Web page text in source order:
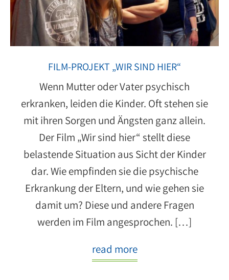
FILM-PROJEKT „WIR SIND HIER“
Wenn Mutter oder Vater psychisch
erkranken, leiden die Kinder. Oft stehen sie
mit ihren Sorgen und Ängsten ganz allein.
Der Film „Wir sind hier“ stellt diese
belastende Situation aus Sicht der Kinder
dar. Wie empfinden sie die psychische
Erkrankung der Eltern, und wie gehen sie
damit um? Diese und andere Fragen
werden im Film angesprochen. […]
read more